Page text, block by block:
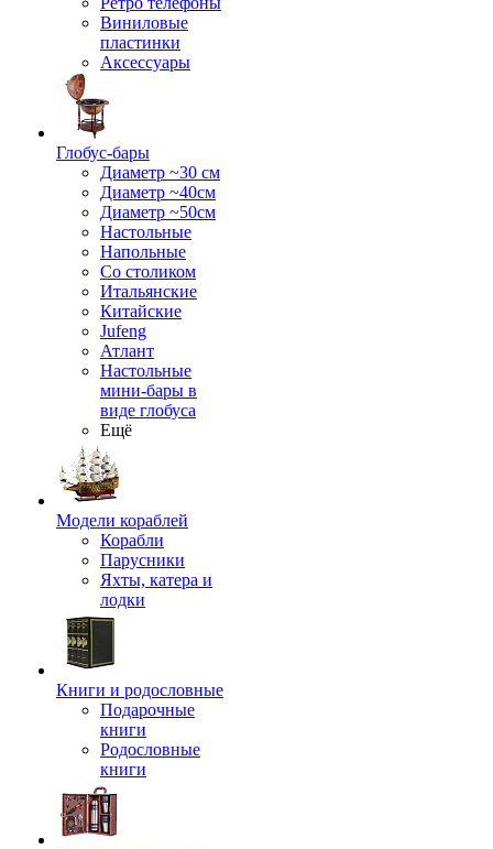
Виниловые
пластинки
Аксессуары
Глобус-бары
Диаметр ~30 см
Диаметр ~40см
Диаметр ~50см
Настольные
Напольные
Со столиком
Итальянские
Китайские
Jufeng
Атлант
Настольные
мини-бары в
виде глобуса
Ещё
Модели кораблей
Корабли
Парусники
Яхты, катера и
лодки
Книги и родословные
Подарочные
книги
Родословные
книги